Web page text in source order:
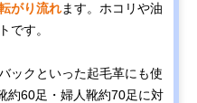
がり流れます。ホコリや油
です。
ックといった起毛革にも使
約60足・婦人靴約70足に対